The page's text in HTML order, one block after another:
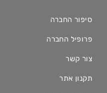
סיפור החברה
פרופיל החברה
צור קשר
תקנון אתר